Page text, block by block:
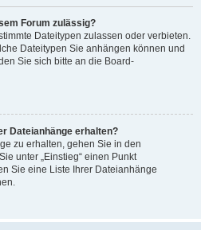
Forum zulässig?
Dateitypen zulassen oder verbieten.
Dateitypen Sie anhängen können und
Sie sich bitte an die Board-
Dateianhänge erhalten?
zu erhalten, gehen Sie in den
unter „Einstieg“ einen Punkt
Sie eine Liste Ihrer Dateianhänge